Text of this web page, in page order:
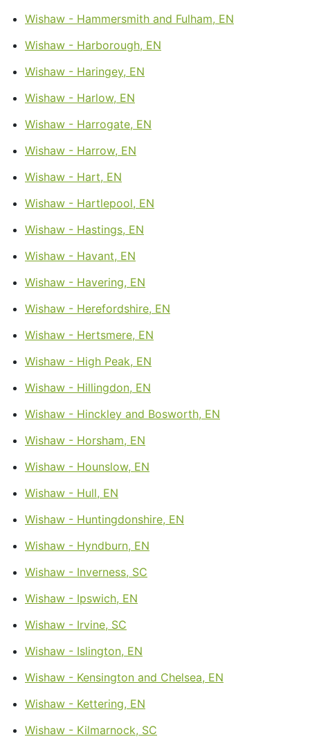
Wishaw - Hammersmith and Fulham, EN
Wishaw - Harborough, EN
Wishaw - Haringey, EN
Wishaw - Harlow, EN
Wishaw - Harrogate, EN
Wishaw - Harrow, EN
Wishaw - Hart, EN
Wishaw - Hartlepool, EN
Wishaw - Hastings, EN
Wishaw - Havant, EN
Wishaw - Havering, EN
Wishaw - Herefordshire, EN
Wishaw - Hertsmere, EN
Wishaw - High Peak, EN
Wishaw - Hillingdon, EN
Wishaw - Hinckley and Bosworth, EN
Wishaw - Horsham, EN
Wishaw - Hounslow, EN
Wishaw - Hull, EN
Wishaw - Huntingdonshire, EN
Wishaw - Hyndburn, EN
Wishaw - Inverness, SC
Wishaw - Ipswich, EN
Wishaw - Irvine, SC
Wishaw - Islington, EN
Wishaw - Kensington and Chelsea, EN
Wishaw - Kettering, EN
Wishaw - Kilmarnock, SC